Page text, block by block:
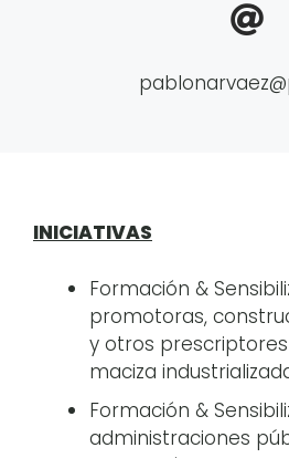
INICIATIVAS
Formación &
promotoras,
y otros
maciza
Formación &
administraciones